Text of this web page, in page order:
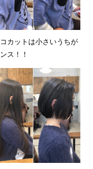
カットは小さいうちが
ス！！